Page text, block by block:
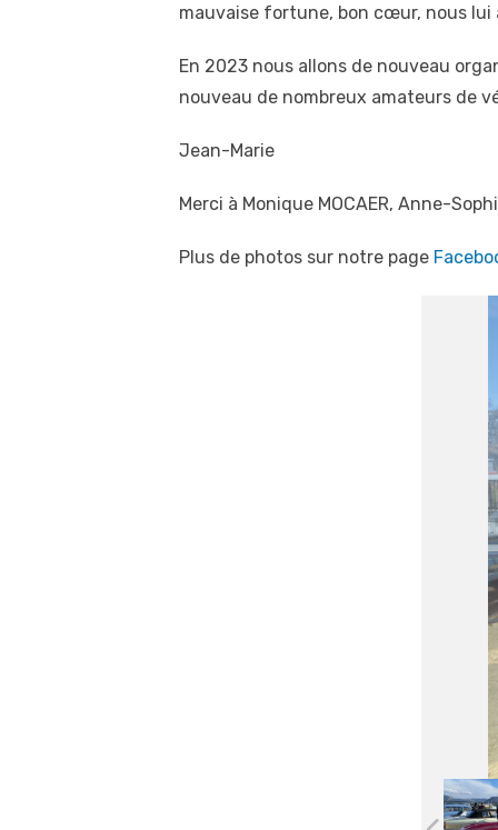
mauvaise fortune, bon cœur, nous
En 2023 nous allons de nouveau
nouveau de nombreux amateurs de
Jean-Marie
Merci à Monique MOCAER, Anne-
Plus de photos sur notre page